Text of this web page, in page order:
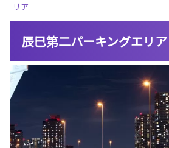
リア
辰巳第二パーキングエリア